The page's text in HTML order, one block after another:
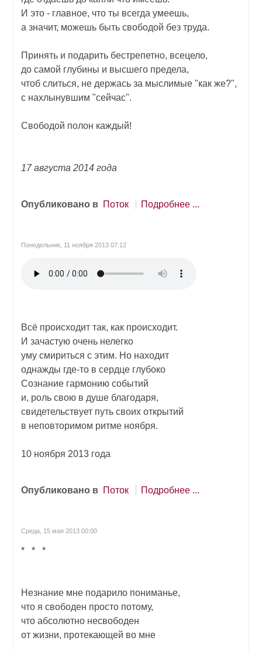
И это - главное, что ты всегда умеешь,
а значит, можешь быть свободой без труда.
Принять и подарить бестрепетно, всецело,
до самой глубины и высшего предела,
чтоб слиться, не держась за мыслимые "как же?",
с нахлынувшим "сейчас".
Свободой полон каждый!
17 августа 2014 года
Опубликовано в Поток Подробнее ...
Понедельник, 11 ноября 2013 07:12
Всё происходит так, как происходит.
И зачастую очень нелегко
уму смириться с этим. Но находит
однажды где-то в сердце глубоко
Сознание гармонию событий
и, роль свою в душе благодаря,
свидетельствует путь своих открытий
в неповторимом ритме ноября.
10 ноября 2013 года
Опубликовано в Поток Подробнее ...
Среда, 15 мая 2013 00:00
* * *
Незнание мне подарило пониманье,
что я свободен просто потому,
что абсолютно несвободен
от жизни, протекающей во мне